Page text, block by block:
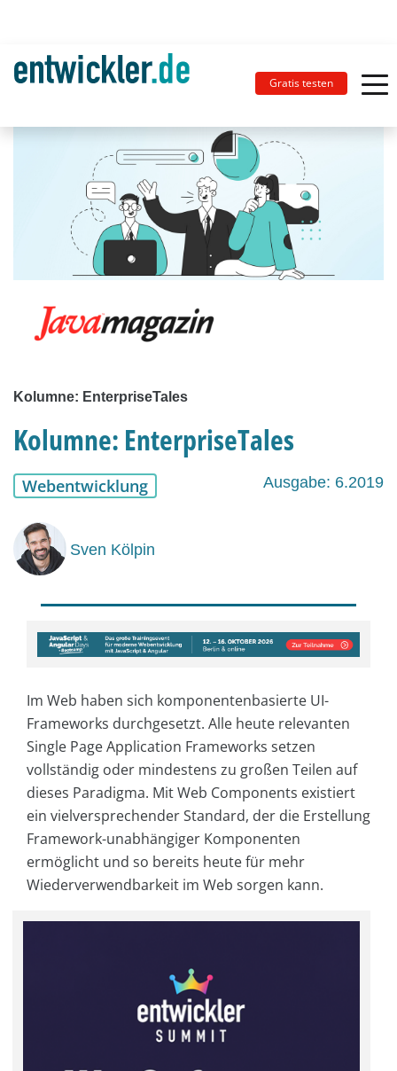
Gratis testen
Kolumne: EnterpriseTales
Kolumne: EnterpriseTales
Webentwicklung Ausgabe: 6.2019
Sven Kölpin
Im Web haben sich komponentenbasierte UI-
Frameworks durchgesetzt. Alle heute relevanten
Single Page Application Frameworks setzen
vollständig oder mindestens zu großen Teilen auf
dieses Paradigma. Mit Web Components existiert
ein vielversprechender Standard, der die Erstellung
Framework-unabhängiger Komponenten
ermöglicht und so bereits heute für mehr
Wiederverwendbarkeit im Web sorgen kann.